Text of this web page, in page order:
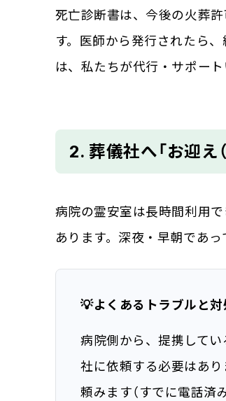
死亡診断書は、今後の火葬
す。医師から発行されたら
は、私たちが代行・サポー
2. 葬儀社へ「お迎え
病院の霊安室は長時間利用
あります。深夜・早朝であ
💡よくあるトラブルと対
病院側から、提携して
社に依頼する必要はあ
頼みます（すでに電話済